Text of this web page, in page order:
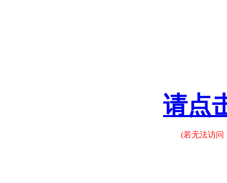
请点
(若无法访问